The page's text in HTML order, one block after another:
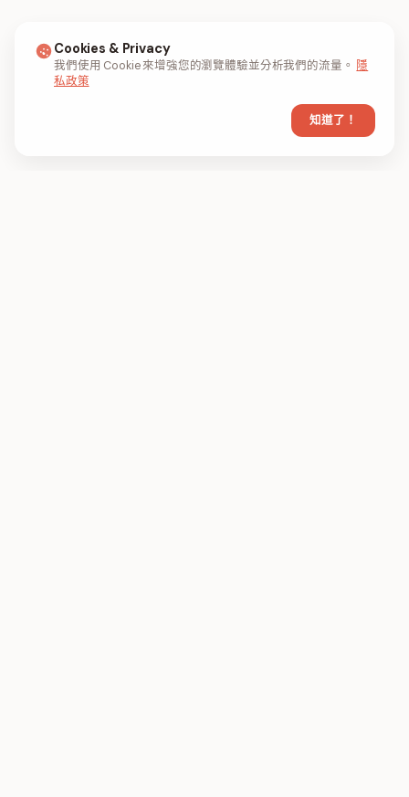
Cookies & Privacy
我們使用 Cookie 來增強您的瀏覽體驗並分析我們的流量。 隱
私政策
知道了！